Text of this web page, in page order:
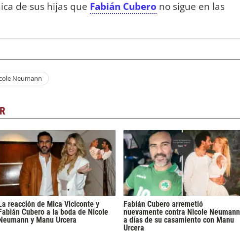
de sus hijas que Fabián Cubero no sigue en las
Neumann
reacción de Mica Viciconte y
Cubero a la boda de Nicole
y Manu Urcera
Fabián Cubero arremetió
nuevamente contra Nicole Neumann
a días de su casamiento con Manu
Urcera